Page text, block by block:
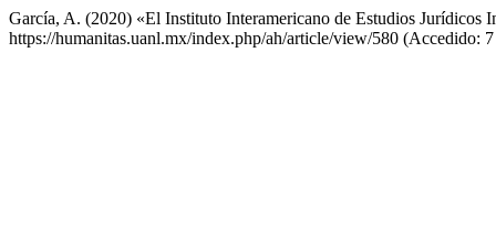
García, A. (2020) «El Instituto Interamericano de Estudios Jurídicos
https://humanitas.uanl.mx/index.php/ah/article/view/580 (Accedido: